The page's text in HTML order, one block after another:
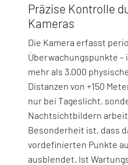
Präzise Kontrolle
Kameras
Die Kamera erfasst
Überwachungspunkte –
mehr als 3.000
Distanzen von +150
nur bei Tageslicht,
Nachtsichtbildern
Besonderheit ist, dass
vordefinierten Punkte
ausblendet. Ist